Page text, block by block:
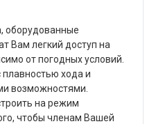
оборудованные
Вам легкий доступ на
от погодных условий.
хода и
возможностями.
на режим
чтобы членам Вашей